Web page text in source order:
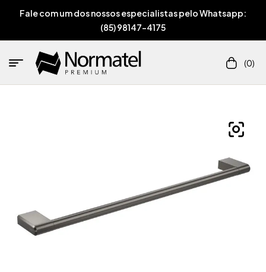
Fale com um dos nossos especialistas pelo Whatsapp:
(85) 98147-4175
(0)